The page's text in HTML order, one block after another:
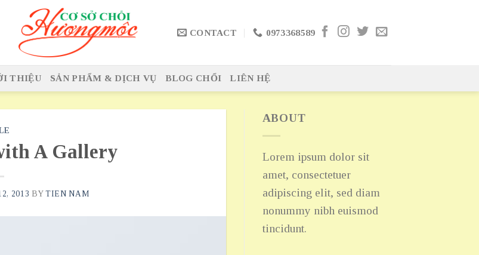
CONTACT 0973368589
THIỆU SẢN PHẨM & DỊCH VỤ BLOG CHỔI LIÊN HỆ
A Gallery
2013 BYTIEN NAM
ABOUT
Lorem ipsum dolor sit
amet, consectetuer
adipiscing elit, sed diam
nonummy nibh euismod
tincidunt.